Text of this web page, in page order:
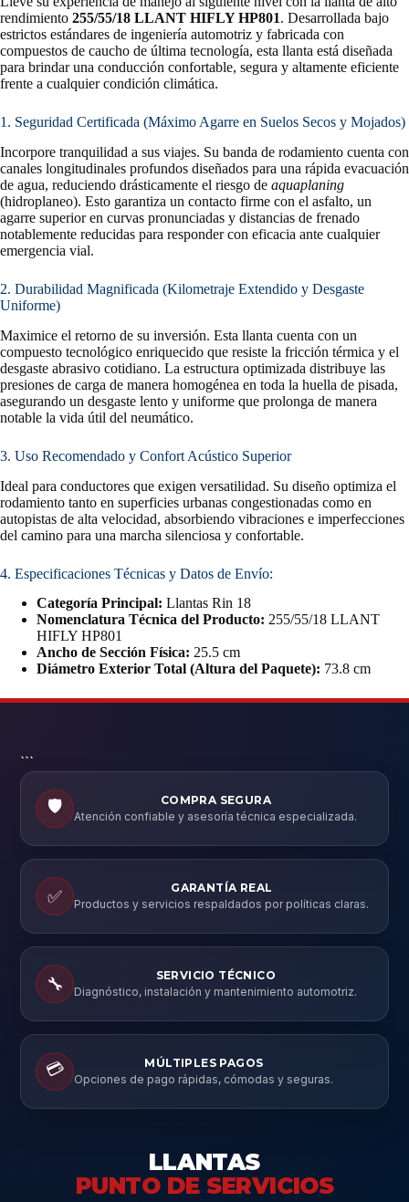
rendimiento 255/55/18 LLANT HIFLY HP801. Desarrollada bajo
estrictos estándares de ingeniería automotriz y fabricada con
compuestos de caucho de última tecnología, esta llanta está diseñada
para brindar una conducción confortable, segura y altamente eficiente
frente a cualquier condición climática.
1. Seguridad Certificada (Máximo Agarre en Suelos Secos y Mojados)
Incorpore tranquilidad a sus viajes. Su banda de rodamiento cuenta con
canales longitudinales profundos diseñados para una rápida evacuación
de agua, reduciendo drásticamente el riesgo de aquaplaning
(hidroplaneo). Esto garantiza un contacto firme con el asfalto, un
agarre superior en curvas pronunciadas y distancias de frenado
notablemente reducidas para responder con eficacia ante cualquier
emergencia vial.
2. Durabilidad Magnificada (Kilometraje Extendido y Desgaste
Uniforme)
Maximice el retorno de su inversión. Esta llanta cuenta con un
compuesto tecnológico enriquecido que resiste la fricción térmica y el
desgaste abrasivo cotidiano. La estructura optimizada distribuye las
presiones de carga de manera homogénea en toda la huella de pisada,
asegurando un desgaste lento y uniforme que prolonga de manera
notable la vida útil del neumático.
3. Uso Recomendado y Confort Acústico Superior
Ideal para conductores que exigen versatilidad. Su diseño optimiza el
rodamiento tanto en superficies urbanas congestionadas como en
autopistas de alta velocidad, absorbiendo vibraciones e imperfecciones
del camino para una marcha silenciosa y confortable.
4. Especificaciones Técnicas y Datos de Envío:
Categoría Principal: Llantas Rin 18
Nomenclatura Técnica del Producto: 255/55/18 LLANT
HIFLY HP801
Ancho de Sección Física: 25.5 cm
Diámetro Exterior Total (Altura del Paquete): 73.8 cm
```
🛡️
COMPRA SEGURA
Atención confiable y asesoría técnica especializada.
✅
GARANTÍA REAL
Productos y servicios respaldados por políticas claras.
🔧
SERVICIO TÉCNICO
Diagnóstico, instalación y mantenimiento automotriz.
💳
MÚLTIPLES PAGOS
Opciones de pago rápidas, cómodas y seguras.
LLANTAS
PUNTO DE SERVICIOS